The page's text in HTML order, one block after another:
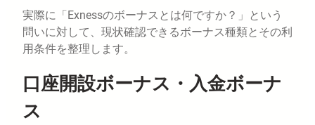
実際に「Exnessのボーナスとは何ですか？」という
問いに対して、現状確認できるボーナス種類とその利
用条件を整理します。
口座開設ボーナス・入金ボーナ
ス